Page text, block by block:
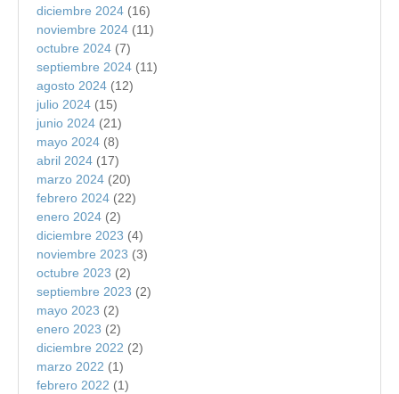
diciembre 2024 (16)
noviembre 2024 (11)
octubre 2024 (7)
septiembre 2024 (11)
agosto 2024 (12)
julio 2024 (15)
junio 2024 (21)
mayo 2024 (8)
abril 2024 (17)
marzo 2024 (20)
febrero 2024 (22)
enero 2024 (2)
diciembre 2023 (4)
noviembre 2023 (3)
octubre 2023 (2)
septiembre 2023 (2)
mayo 2023 (2)
enero 2023 (2)
diciembre 2022 (2)
marzo 2022 (1)
febrero 2022 (1)